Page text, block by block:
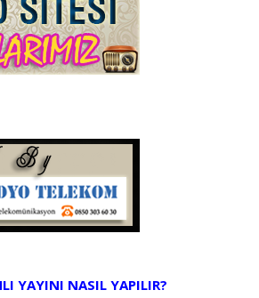
YAYINI NASIL YAPILIR?